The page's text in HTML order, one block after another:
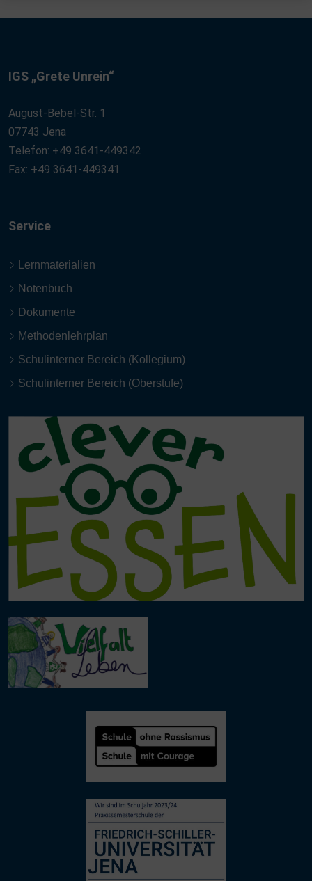
IGS „Grete Unrein“
August-Bebel-Str. 1
07743 Jena
Telefon: +49 3641-449342
Fax: +49 3641-449341
Service
Lernmaterialien
Notenbuch
Dokumente
Methodenlehrplan
Schulinterner Bereich (Kollegium)
Schulinterner Bereich (Oberstufe)